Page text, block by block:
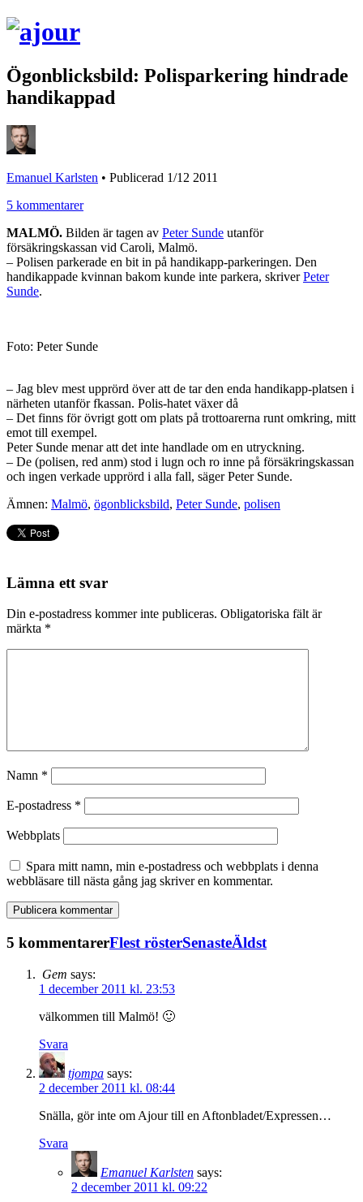
Ögonblicksbild: Polisparkering hindrade
handikappad
Emanuel Karlsten • Publicerad 1/12 2011
5 kommentarer
MALMÖ. Bilden är tagen av Peter Sunde utanför
försäkringskassan vid Caroli, Malmö.
– Polisen parkerade en bit in på handikapp-parkeringen. Den
handikappade kvinnan bakom kunde inte parkera, skriverPeter
Sunde.
Foto: Peter Sunde
– Jag blev mest upprörd över att de tar den enda handikapp-platsen i
närheten utanför fkassan. Polis-hatet växer då
– Det finns för övrigt gott om plats på trottoarerna runt omkring, mitt
emot till exempel.
Peter Sunde menar att det inte handlade om en utryckning.
– De (polisen, red anm) stod i lugn och ro inne på försäkringskassan
och ingen verkade upprörd i alla fall, säger Peter Sunde.
Ämnen: Malmö, ögonblicksbild, Peter Sunde, polisen
Lämna ett svar
Din e-postadress kommer inte publiceras. Obligatoriska fält är
märkta *
Namn *
E-postadress *
Webbplats
Spara mitt namn, min e-postadress och webbplats i denna
webbläsare till nästa gång jag skriver en kommentar.
5 kommentarerFlest rösterSenasteÄldst
Gem says:
1 december 2011 kl. 23:53
välkommen till Malmö! 🙂
Svara
tjompa says:
2 december 2011 kl. 08:44
Snälla, gör inte om Ajour till en Aftonbladet/Expressen…
Svara
Emanuel Karlsten says:
2 december 2011 kl. 09:22